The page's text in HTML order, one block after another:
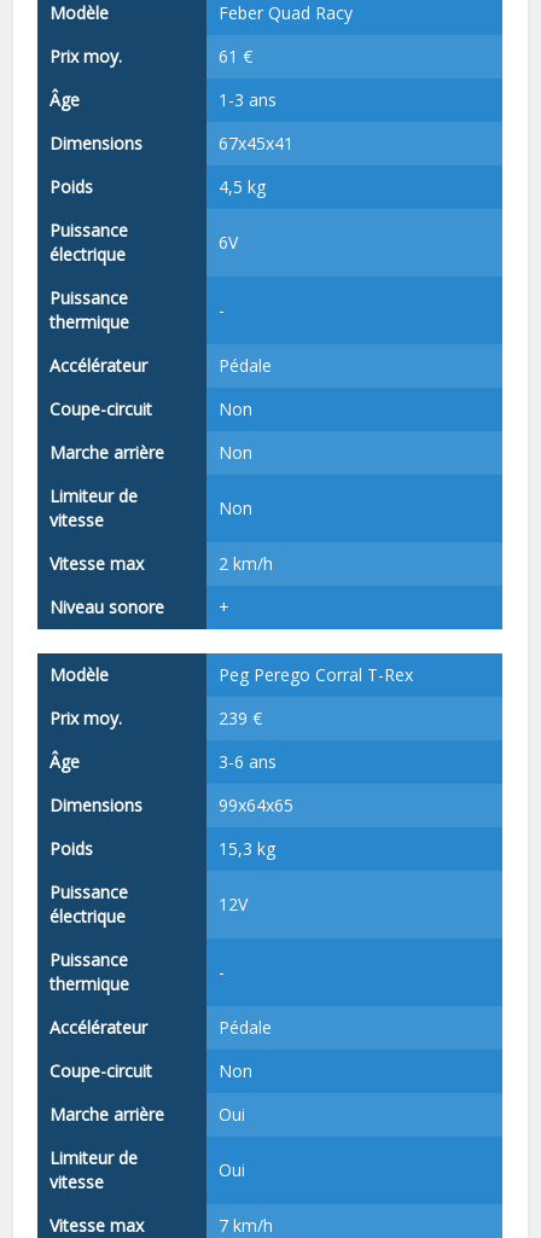
Modèle
Feber Quad Racy
Prix moy.
61 €
Âge
1-3 ans
Dimensions
67x45x41
Poids
4,5 kg
Puissance
électrique
6V
Puissance
thermique
-
Accélérateur
Pédale
Coupe-circuit
Non
Marche arrière
Non
Limiteur de
vitesse
Non
Vitesse max
2 km/h
Niveau sonore
+
Modèle
Peg Perego Corral T-Rex
Prix moy.
239 €
Âge
3-6 ans
Dimensions
99x64x65
Poids
15,3 kg
Puissance
électrique
12V
Puissance
thermique
-
Accélérateur
Pédale
Coupe-circuit
Non
Marche arrière
Oui
Limiteur de
vitesse
Oui
Vitesse max
7 km/h